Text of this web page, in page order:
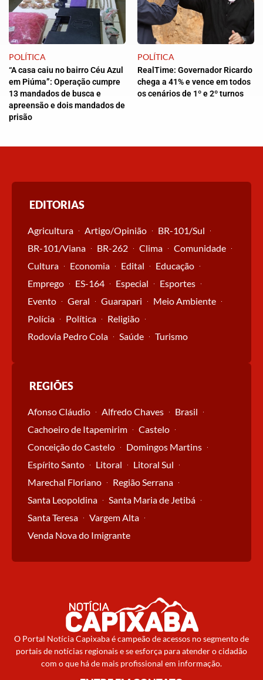
POLÍTICA
“A casa caiu no bairro Céu Azul
em Piúma”: Operação cumpre
13 mandados de busca e
apreensão e dois mandados de
prisão
POLÍTICA
RealTime: Governador Ricardo
chega a 41% e vence em todos
os cenários de 1º e 2º turnos
EDITORIAS
Agricultura Artigo/Opinião
BR-101/Sul
BR-101/Viana
BR-262 Clima
Comunidade
Cultura
Economia Edital
Educação
Emprego
ES-164 Especial
Esportes
Evento
Geral Guarapari
Meio Ambiente
Polícia
Política
Religião
Rodovia Pedro Cola
Saúde Turismo
REGIÕES
Afonso Cláudio Alfredo Chaves
Brasil
Cachoeiro de Itapemirim
Castelo
Conceição do Castelo
Domingos Martins
Espírito Santo
Litoral
Litoral Sul
Marechal Floriano
Região Serrana
Santa Leopoldina
Santa Maria de Jetibá
Santa Teresa
Vargem Alta
Venda Nova do Imigrante
O Portal Notícia Capixaba é campeão de acessos no segmento de
portais de notícias regionais e se esforça para atender o cidadão
com o que há de mais profissional em informação.